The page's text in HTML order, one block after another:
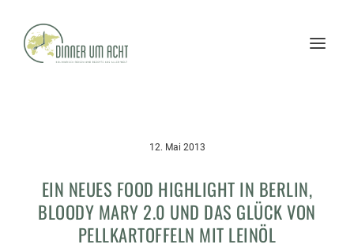
12. Mai 2013
EIN NEUES FOOD HIGHLIGHT IN BERLIN,
BLOODY MARY 2.0 UND DAS GLÜCK VON
PELLKARTOFFELN MIT LEINÖL